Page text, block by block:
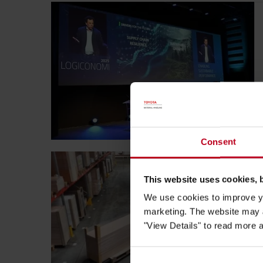
Consent
This website uses cookies,
We use cookies to improve
marketing. The website
"View Details" to read more